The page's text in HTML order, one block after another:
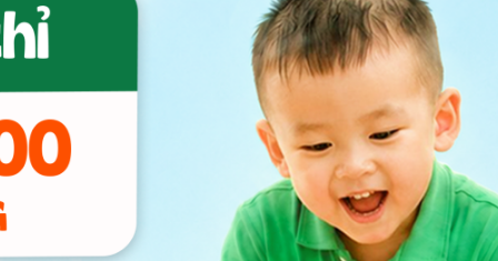
Học tiếng Anh như học
tiếng mẹ đẻ
Tư duy toàn cầu cội nguồn
Việt Nam
Tham quan trường